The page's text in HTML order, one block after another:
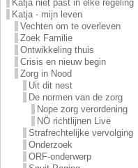
Katja niet past in elke regeling
Katja - mijn leven
Vechten om te overleven
Zoek Familie
Ontwikkeling thuis
Crisis en nieuw begin
Zorg in Nood
Uit dit nest
De normen van de zorg
Nope zorg verordening
NÖ richtlijnen Live
Strafrechtelijke vervolging
Onderzoek
ORF-onderwerp